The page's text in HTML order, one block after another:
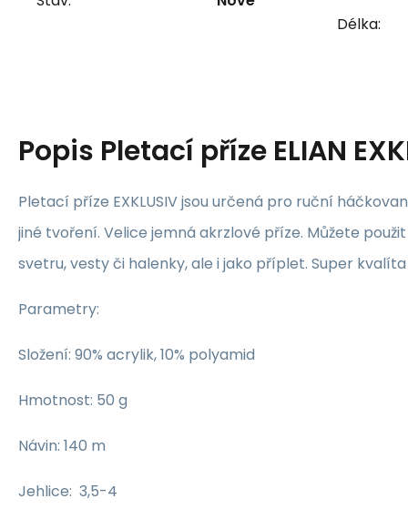
Délka:
Popis Pletací příze ELIAN
Pletací příze EXKLUSIV jsou určená pro ruční
jiné tvoření. Velice jemná akrzlové příze. Můžete
svetru, vesty či halenky, ale i jako příplet. Super
Parametry:
Složení: 90% acrylik, 10% polyamid
Hmotnost: 50 g
Návin: 140 m
Jehlice: 3,5-4